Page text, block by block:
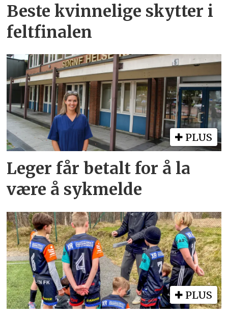
Beste kvinnelige skytter i
feltfinalen
PLUS
Leger får betalt for å la
være å sykmelde
PLUS